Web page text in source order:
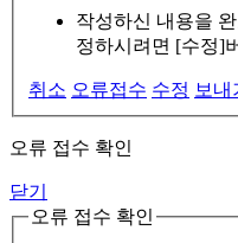
작성하신 내용을
정하시려면 [수정]
취소 오류접수 수정 보내
오류 접수 확인
닫기
오류 접수 확인